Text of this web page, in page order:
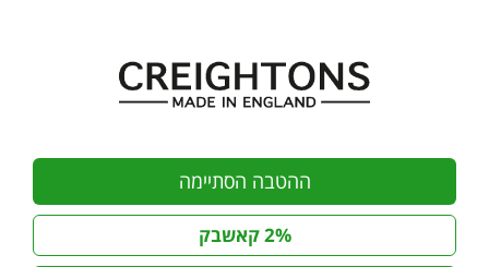
ההטבה הסתיימה
2% קאשבק